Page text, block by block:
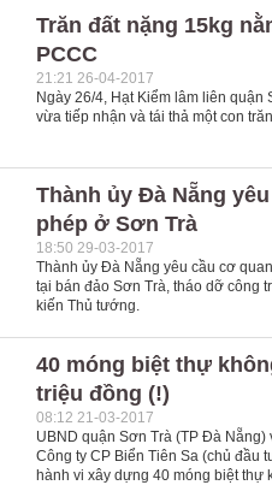
Trăn đất nặng 15kg
PCCC
21:21 26-04-2017
Ngày 26/4, Hạt Kiểm lâm liên
vừa tiếp nhận và tái thả một con
Thành ủy Đà Nẵng
phép ở Sơn Trà
18:50 29-03-2017
Thành ủy Đà Nẵng yêu cầu cơ
tại bán đảo Sơn Trà, tháo dỡ công
kiến Thủ tướng.
40 móng biệt thự
triệu đồng (!)
08:12 21-03-2017
UBND quận Sơn Trà (TP Đà
Công ty CP Biển Tiên Sa (chủ đầu
hành vi xây dựng 40 móng biệt thự